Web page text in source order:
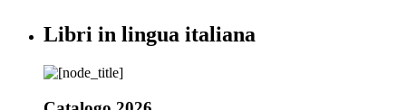
Libri in lingua italiana